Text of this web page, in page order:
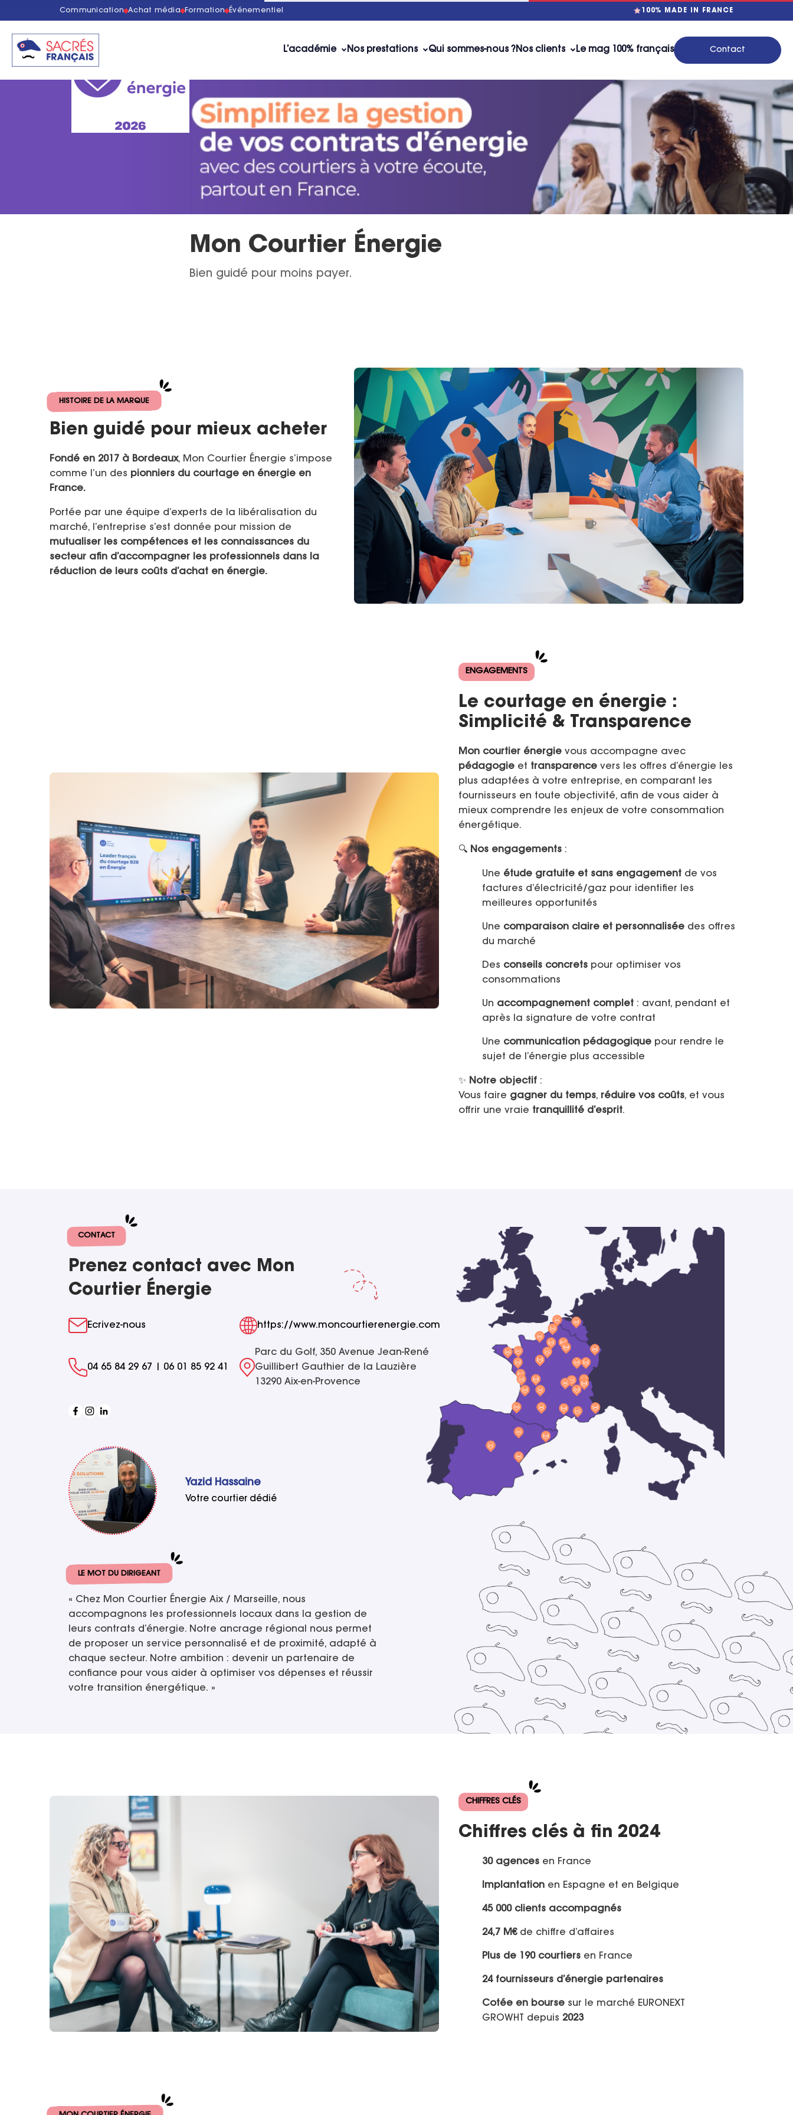
Communication Achat média Formation Événementiel 100% MADE IN FRANCE
L’académie Nos prestations Qui sommes-nous ?Nos clients Le mag 100% français Contact
Mon Courtier Énergie
Bien guidé pour moins payer.
HISTOIRE DE LA MARQUE
Bien guidé pour mieux acheter
Fondé en 2017 à Bordeaux, Mon Courtier Énergie s’impose
comme l’un des pionniers du courtage en énergie en
France.
Portée par une équipe d’experts de la libéralisation du
marché, l’entreprise s’est donnée pour mission de
mutualiser les compétences et les connaissances du
secteur afin d’accompagner les professionnels dans la
réduction de leurs coûts d’achat en énergie.
ENGAGEMENTS
Le courtage en énergie :
Simplicité & Transparence
Mon courtier énergievous accompagne avec
pédagogieet transparencevers les offres d’énergie les
plus adaptées à votre entreprise, en comparant les
fournisseurs en toute objectivité, afin de vous aider à
mieux comprendre les enjeux de votre consommation
énergétique.
🔍 Nos engagements:
Une étude gratuite et sans engagementde vos
factures d’électricité/gaz pour identifier les
meilleures opportunités
Une comparaison claire et personnaliséedes offres
du marché
Des conseils concretspour optimiser vos
consommations
Un accompagnement complet: avant, pendant et
après la signature de votre contrat
Une communication pédagogiquepour rendre le
sujet de l’énergie plus accessible
✨ Notre objectif:
Vous faire gagner du temps, réduire vos coûts, et vous
offrir une vraie tranquillité d’esprit.
CONTACT
Prenez contact avec Mon
Courtier Énergie
Ecrivez-nous https://www.moncourtierenergie.com
04 65 84 29 67 | 06 01 85 92 41
Parc du Golf, 350 Avenue Jean-René
Guillibert Gauthier de la Lauzière
13290 Aix-en-Provence
Yazid Hassaine
Votre courtier dédié
LE MOT DU DIRIGEANT
« Chez Mon Courtier Énergie Aix / Marseille, nous
accompagnons les professionnels locaux dans la gestion de
leurs contrats d’énergie. Notre ancrage régional nous permet
de proposer un service personnalisé et de proximité, adapté à
chaque secteur. Notre ambition : devenir un partenaire de
confiance pour vous aider à optimiser vos dépenses et réussir
votre transition énergétique. »
CHIFFRES CLÉS
Chiffres clés à fin 2024
30 agencesen France
Implantationen Espagne et en Belgique
45 000 clients accompagnés
24,7 M€de chiffre d’affaires
Plus de 190 courtiersen France
24 fournisseurs d’énergie partenaires
Cotée en boursesur le marché EURONEXT
GROWHT depuis 2023